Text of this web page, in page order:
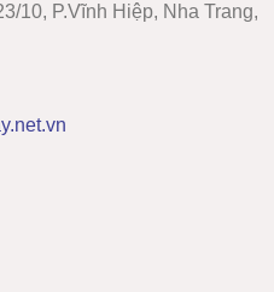
10, P.Vĩnh Hiệp, Nha Trang,